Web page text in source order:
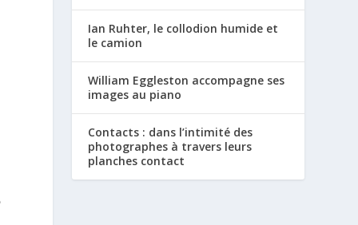
Ian Ruhter, le collodion humide et
le camion
William Eggleston accompagne ses
images au piano
Contacts : dans l’intimité des
photographes à travers leurs
planches contact